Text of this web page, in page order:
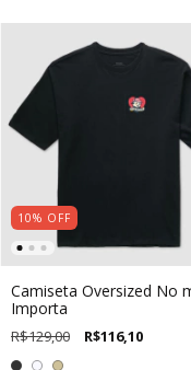
10% OFF
Camiseta Oversized No
Importa
R$129,00 R$116,10